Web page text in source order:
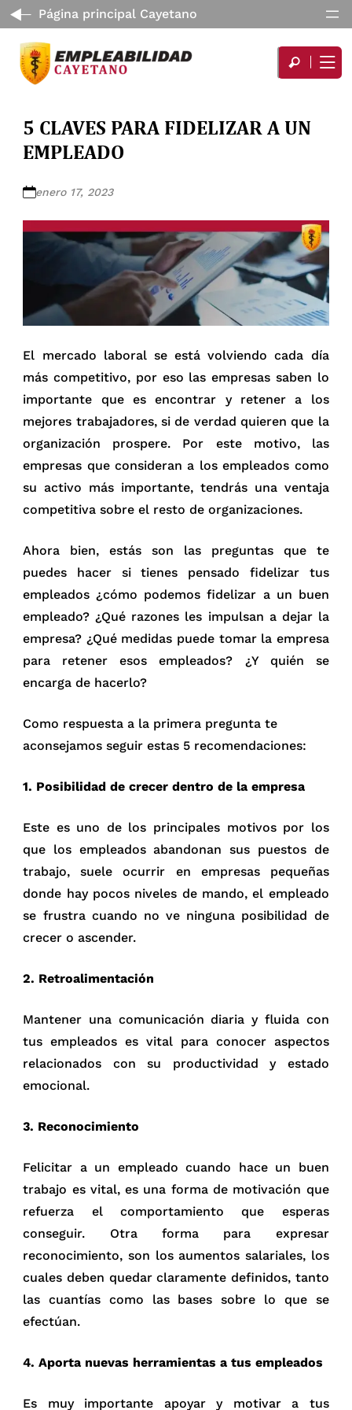
Página principal Cayetano
5 CLAVES PARA FIDELIZAR A UN
EMPLEADO
enero 17, 2023
El mercado laboral se está volviendo cada día
más competitivo, por eso las empresas saben lo
importante que es encontrar y retener a los
mejores trabajadores, si de verdad quieren que la
organización prospere. Por este motivo, las
empresas que consideran a los empleados como
su activo más importante, tendrás una ventaja
competitiva sobre el resto de organizaciones.
Ahora bien, estás son las preguntas que te
puedes hacer si tienes pensado fidelizar tus
empleados ¿cómo podemos fidelizar a un buen
empleado? ¿Qué razones les impulsan a dejar la
empresa? ¿Qué medidas puede tomar la empresa
para retener esos empleados? ¿Y quién se
encarga de hacerlo?
Como respuesta a la primera pregunta te
aconsejamos seguir estas 5 recomendaciones:
1. Posibilidad de crecer dentro de la empresa
Este es uno de los principales motivos por los
que los empleados abandonan sus puestos de
trabajo, suele ocurrir en empresas pequeñas
donde hay pocos niveles de mando, el empleado
se frustra cuando no ve ninguna posibilidad de
crecer o ascender.
2. Retroalimentación
Mantener una comunicación diaria y fluida con
tus empleados es vital para conocer aspectos
relacionados con su productividad y estado
emocional.
3. Reconocimiento
Felicitar a un empleado cuando hace un buen
trabajo es vital, es una forma de motivación que
refuerza el comportamiento que esperas
conseguir. Otra forma para expresar
reconocimiento, son los aumentos salariales, los
cuales deben quedar claramente definidos, tanto
las cuantías como las bases sobre lo que se
efectúan.
4. Aporta nuevas herramientas a tus empleados
Es muy importante apoyar y motivar a tus